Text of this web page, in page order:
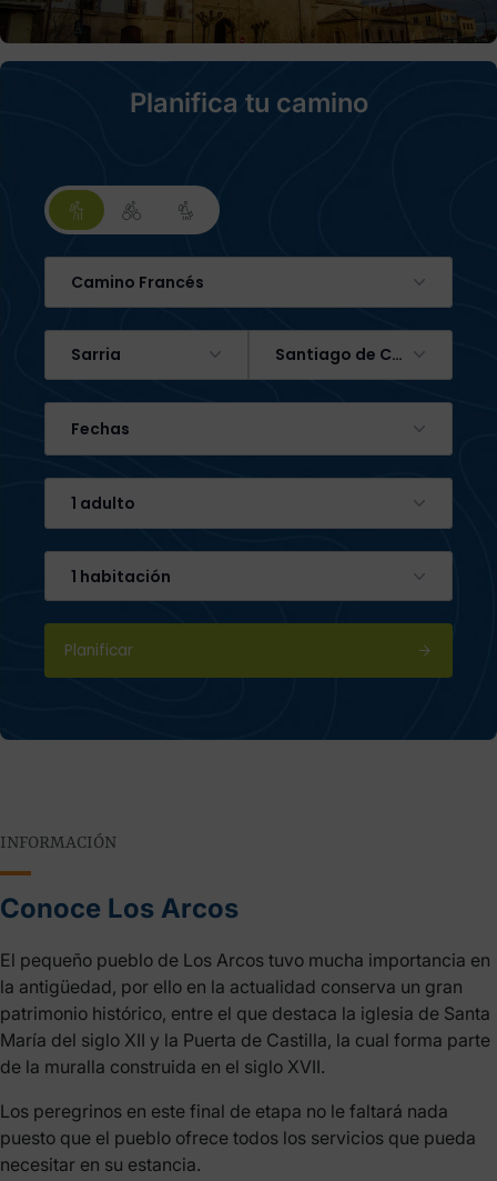
Planifica tu camino
Camino Francés
Sarria Santiago de Compostela
Fechas
1 adulto
1 habitación
Planificar
INFORMACIÓN
Conoce Los Arcos
El pequeño pueblo de Los Arcos tuvo mucha importancia en
la antigüedad, por ello en la actualidad conserva un gran
patrimonio histórico, entre el que destaca la iglesia de Santa
María del siglo XII y la Puerta de Castilla, la cual forma parte
de la muralla construida en el siglo XVII.
Los peregrinos en este final de etapa no le faltará nada
puesto que el pueblo ofrece todos los servicios que pueda
necesitar en su estancia.